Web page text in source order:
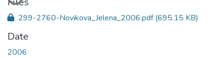
Loading...299-2760-Novikova_Jelena_2006.pdf(695.15 KB)
Date
2006